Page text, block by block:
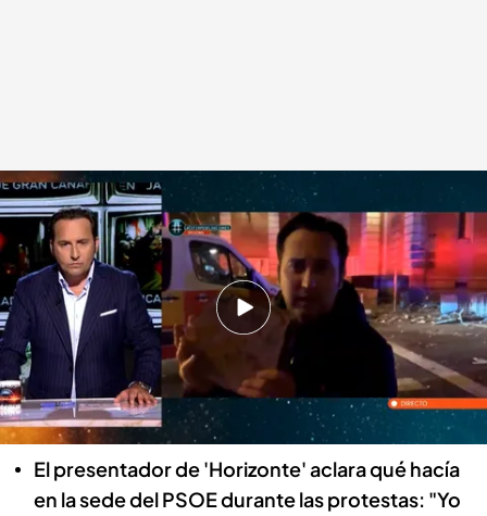
Iker Jiménez, en 'Horizonte'
Horizonte
10 NOV 2023 - 00:26h.
Iker Jiménez acudió el martes a las protestas
contra el PSOE y muchas personas, figuras
políticas incluidas, han criticado su presencia
en la calle Ferraz
El presentador de 'Horizonte' aclara qué hacía
en la sede del PSOE durante las protestas: "Yo